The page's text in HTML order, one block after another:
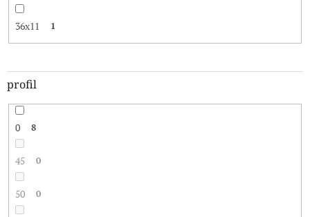
36x11 1
profil
0 8
45 0
50 0